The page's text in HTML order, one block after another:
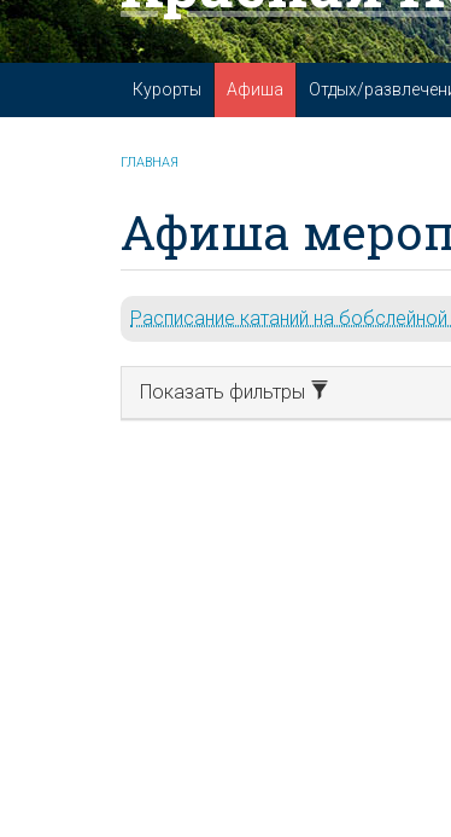
Курорты Афиша Отдых/
ГЛАВНАЯ
Афиша
Расписание катаний на бобслейной
Показать фильтры